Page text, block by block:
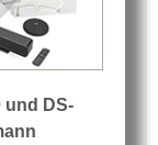
und DS-